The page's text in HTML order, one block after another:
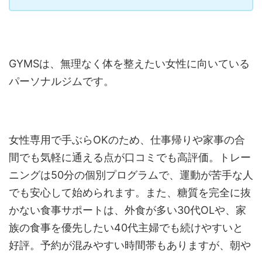
GYMSは、無理なく体を整えたい女性に向いている
パーソナルジムです。
女性専用で手ぶらOKのため、仕事帰りや家事の合
間でも気軽に通える点が口コミでも高評価。トレー
ニングは50分の個別プログラムで、運動が苦手な人
でも安心して始められます。また、糖質を完全に抜
かない食事サポートは、外食が多い30代OLや、家
族の食事を優先したい40代主婦でも続けやすいと
好評。予約が混みやすい時間帯もありますが、朝や